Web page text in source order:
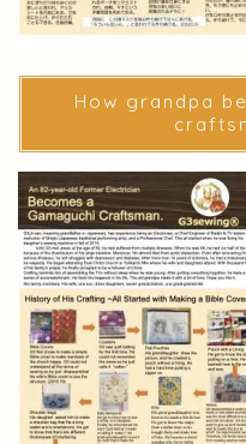
How grandpa